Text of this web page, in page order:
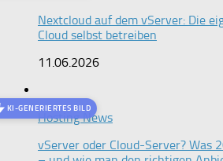
Nextcloud auf dem vServer: Die
Cloud selbst betreiben
11.06.2026
KI-GENERIERTES BILD
Hosting News
vServer oder Cloud-Server? Was